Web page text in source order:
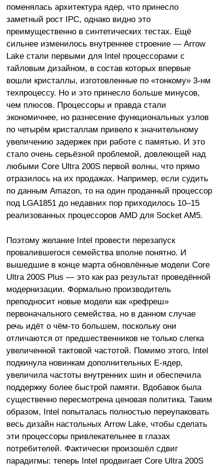
поменялась архитектура ядер, что принесло
заметный рост IPC, однако видно это
преимущественно в синтетических тестах. Ещё
сильнее изменилось внутреннее строение — Arrow
Lake стали первыми для Intel процессорами с
тайловым дизайном, в состав которых впервые
вошли кристаллы, изготовленные по «тонкому» 3-нм
техпроцессу. Но и это принесло больше минусов,
чем плюсов. Процессоры и правда стали
экономичнее, но разнесение функциональных узлов
по четырём кристаллам привело к значительному
увеличению задержек при работе с памятью. И это
стало очень серьёзной проблемой, довлеющей над
любыми Core Ultra 200S первой волны, что прямо
отразилось на их продажах. Например, если судить
по данным Amazon, то на один проданный процессор
под LGA1851 до недавних пор приходилось 10–15
реализованных процессоров AMD для Socket AM5.
Поэтому желание Intel провести перезапуск
провалившегося семейства вполне понятно. И
вышедшие в конце марта обновлённые модели Core
Ultra 200S Plus — это как раз результат проведённой
модернизации. Формально производитель
преподносит новые модели как «рефреш»
первоначального семейства, но в данном случае
речь идёт о чём-то большем, поскольку они
отличаются от предшественников не только слегка
увеличенной тактовой частотой. Помимо этого, Intel
подкинула новинкам дополнительных E-ядер,
увеличила частоты внутренних шин и обеспечила
поддержку более быстрой памяти. Вдобавок была
существенно пересмотрена ценовая политика. Таким
образом, Intel попыталась полностью переупаковать
весь дизайн настольных Arrow Lake, чтобы сделать
эти процессоры привлекательнее в глазах
потребителей. Фактически произошёл сдвиг
парадигмы: теперь Intel продвигает Core Ultra 200S